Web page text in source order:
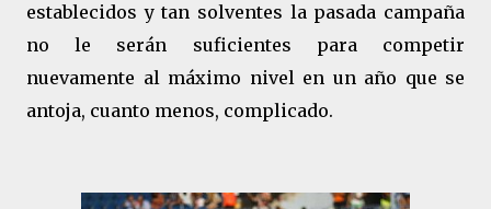
establecidos y tan solventes la pasada campaña
no le serán suficientes para competir
nuevamente al máximo nivel en un año que se
antoja, cuanto menos, complicado.